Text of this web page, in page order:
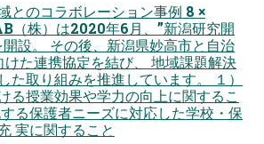
とのコラボレーション事例 8 ×
（株）は2020年6月、”新潟研究開
設。 その後、新潟県妙高市と自治
た連携協定を結び、 地域課題解決
た取り組みを推進しています。 １）
る授業効果や学力の向上に関するこ
る保護者ニーズに対応した学校・保
実に関すること